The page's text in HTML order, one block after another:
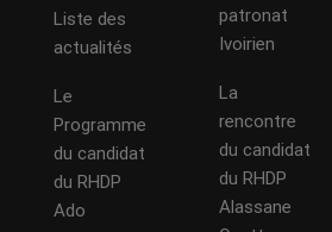
Liste des
actualités
Le
Programme
du candidat
du RHDP
Ado
patronat
Ivoirien
La
rencontre
du candidat
du RHDP
Alassane